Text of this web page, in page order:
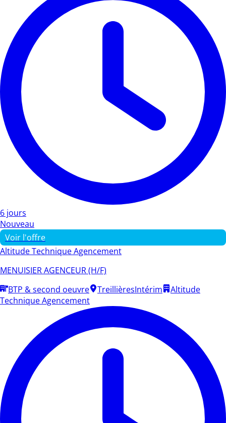
6 jours
Nouveau
Voir l'offre
Altitude Technique Agencement
MENUISIER AGENCEUR (H/F)
BTP & second oeuvre
TreillièresIntérim
Altitude
Technique Agencement